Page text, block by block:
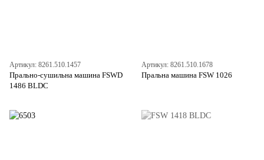
Артикул: 8261.510.1457
Прально-сушильна машина FSWD
1486 BLDC
Артикул: 8261.510.1678
Пральна машина FSW 1026